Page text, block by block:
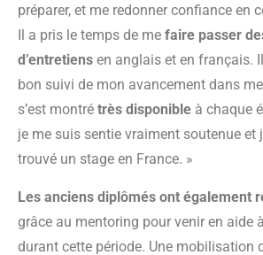
préparer, et me redonner confiance en
Il a pris le temps de me faire passer
d’entretiens en anglais et en français.
bon suivi de mon avancement dans
s’est montré très disponible à chaque
je me suis sentie vraiment soutenue et
trouvé un stage en France. »
Les anciens diplômés ont également
grâce au mentoring pour venir en aide
durant cette période. Une mobilisation